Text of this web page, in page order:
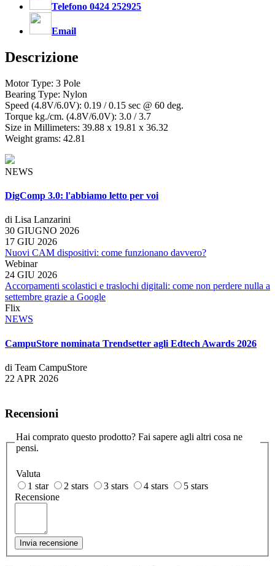
Telefono 0424 252925
Email
Descrizione
Motor Type: 3 Pole
Bearing Type: Nylon
Speed (4.8V/6.0V): 0.19 / 0.15 sec @ 60 deg.
Torque kg./cm. (4.8V/6.0V): 3.0 / 3.7
Size in Millimeters: 39.88 x 19.81 x 36.32
Weight grams: 42.81
NEWS
DigComp 3.0: l'abbiamo letto per voi
di Lisa Lanzarini
30 GIUGNO 2026
17 GIU 2026
Nuovi CAM dispositivi: come funzionano davvero?
Webinar
24 GIU 2026
Accorpamenti scolastici e traslochi digitali: come non perdere nulla a
settembre grazie a Google
Flix
NEWS
CampuStore nominata Trendsetter agli Edtech Awards 2026
di Team CampuStore
22 APR 2026
Recensioni
Hai comprato questo prodotto? Fai sapere agli altri cosa ne
pensi.
Valuta
1 star
2 stars 3 stars 4 stars
5 stars
Recensione
Invia recensione